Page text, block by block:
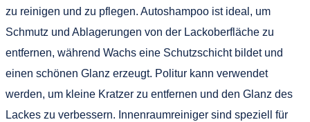
zu reinigen und zu pflegen. Autoshampoo ist ideal, um
Schmutz und Ablagerungen von der Lackoberfläche zu
entfernen, während Wachs eine Schutzschicht bildet und
einen schönen Glanz erzeugt. Politur kann verwendet
werden, um kleine Kratzer zu entfernen und den Glanz des
Lackes zu verbessern. Innenraumreiniger sind speziell für